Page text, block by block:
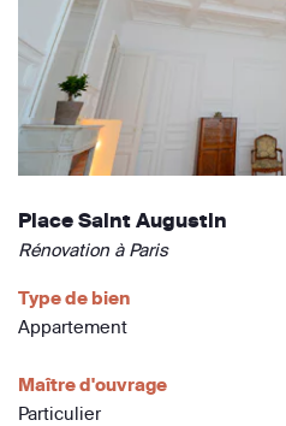
Place Saint Augustin
Rénovation à Paris
Type de bien
Appartement
Maître d'ouvrage
Particulier